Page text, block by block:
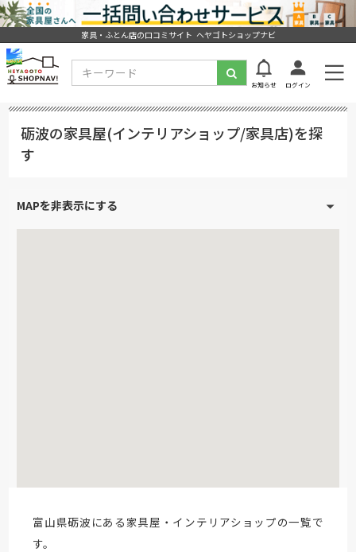
家具・ふとん店の口コミサイト ヘヤゴトショップナビ
お知らせ ログイン
砺波の家具屋(インテリアショップ/家具店)を探
す
富山県砺波にある家具屋・インテリアショップの一覧で
す。